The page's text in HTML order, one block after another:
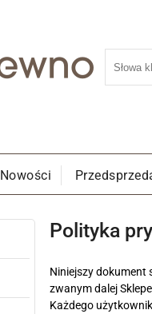
Nowości
Polityka
Niniejszy dokument
zwanym dalej
Każdego